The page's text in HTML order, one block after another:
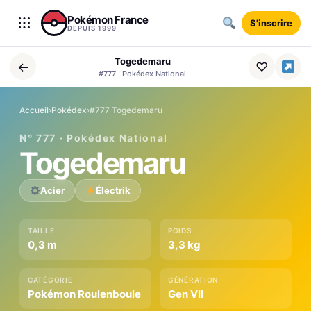
Aller au contenu
Pokémon France
DEPUIS 1999 S'inscrire
← Togedemaru
#777 · Pokédex National ♡
Accueil›Pokédex›#777 Togedemaru
N° 777 · Pokédex National
Togedemaru
Acier Électrik
TAILLE
0,3 m
POIDS
3,3 kg
CATÉGORIE
Pokémon Roulenboule
GÉNÉRATION
Gen VII